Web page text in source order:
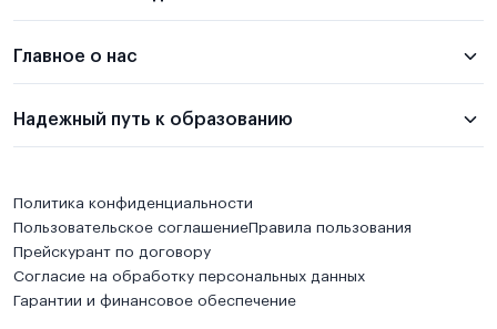
Главное о нас
Надежный путь к образованию
Политика конфиденциальности
Пользовательское соглашениеПравила пользования
Прейскурант по договору
Согласие на обработку персональных данных
Гарантии и финансовое обеспечение